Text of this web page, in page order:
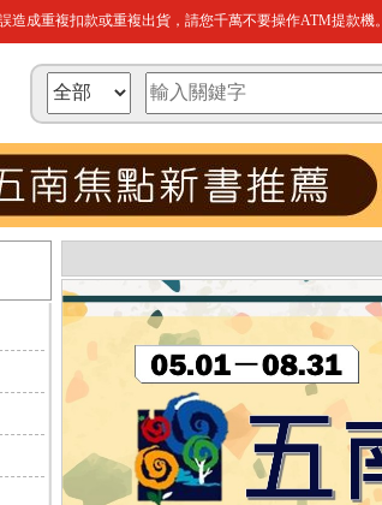
成重複扣款或重複出貨，請您千萬不要操作ATM提款機。